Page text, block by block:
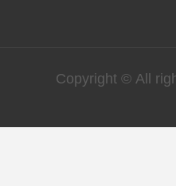
Copyright © All